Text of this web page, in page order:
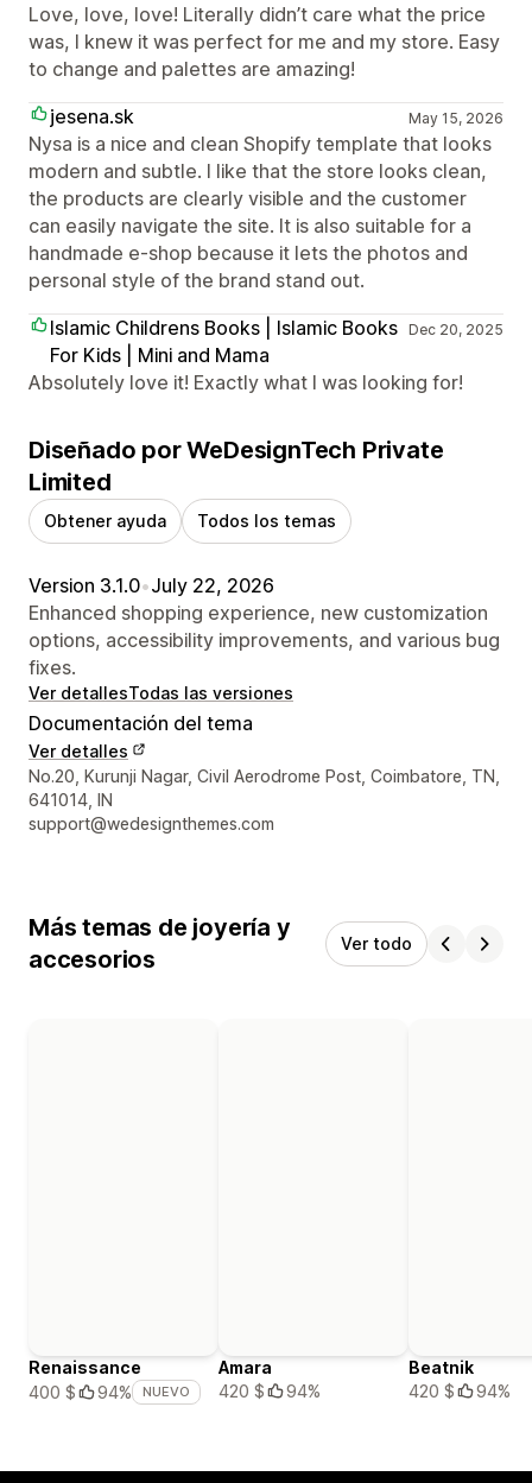
Love, love, love! Literally didn’t care what the price
was, I knew it was perfect for me and my store. Easy
to change and palettes are amazing!
jesena.sk
May 15, 2026
Nysa is a nice and clean Shopify template that looks
modern and subtle. I like that the store looks clean,
the products are clearly visible and the customer
can easily navigate the site. It is also suitable for a
handmade e-shop because it lets the photos and
personal style of the brand stand out.
Islamic Childrens Books | Islamic Books
For Kids | Mini and Mama
Dec 20, 2025
Absolutely love it! Exactly what I was looking for!
Diseñado por WeDesignTech Private
Limited
Obtener ayuda Todos los temas
Version 3.1.0•July 22, 2026
Enhanced shopping experience, new customization
options, accessibility improvements, and various bug
fixes.
Ver detallesTodas las versiones
Documentación del tema
Ver detalles
Detalles de contacto del diseñador
No.20, Kurunji Nagar, Civil Aerodrome Post, Coimbatore, TN,
641014, IN
support@wedesignthemes.com
Más temas de joyería y
accesorios
Ver todo
Renaissance
400 $
94% NUEVO
Amara
420 $
94%
Beatnik
420 $
94%